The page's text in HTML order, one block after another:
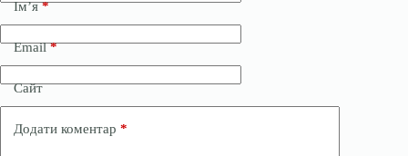
Ім’я*
Email*
Сайт
Додати коментар *